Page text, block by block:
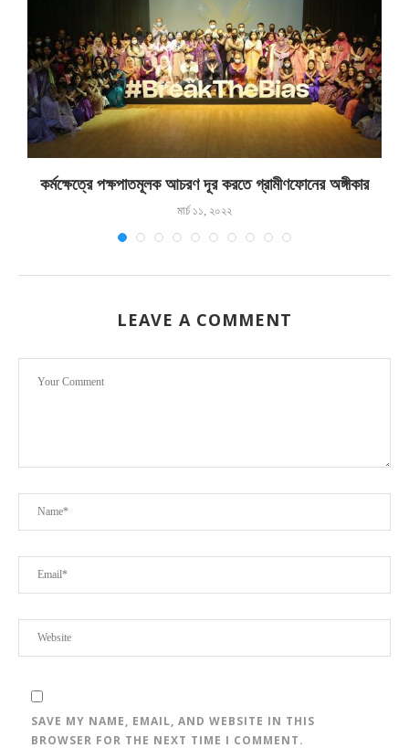
কর্মক্ষেত্রে পক্ষপাতমূলক আচরণ দূর করতে গ্রামীণফোনের অঙ্গীকার
মার্চ ১১, ২০২২
LEAVE A COMMENT
SAVE MY NAME, EMAIL, AND WEBSITE IN THIS
BROWSER FOR THE NEXT TIME I COMMENT.